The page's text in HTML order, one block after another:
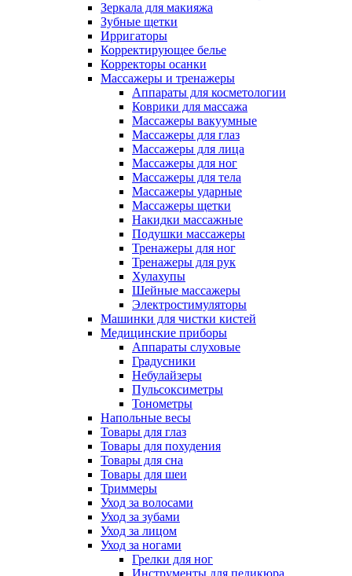
Зеркала для макияжа
Зубные щетки
Ирригаторы
Корректирующее белье
Корректоры осанки
Массажеры и тренажеры
Аппараты для косметологии
Коврики для массажа
Массажеры вакуумные
Массажеры для глаз
Массажеры для лица
Массажеры для ног
Массажеры для тела
Массажеры ударные
Массажеры щетки
Накидки массажные
Подушки массажеры
Тренажеры для ног
Тренажеры для рук
Хулахупы
Шейные массажеры
Электростимуляторы
Машинки для чистки кистей
Медицинские приборы
Аппараты слуховые
Градусники
Небулайзеры
Пульсоксиметры
Тонометры
Напольные весы
Товары для глаз
Товары для похудения
Товары для сна
Товары для шеи
Триммеры
Уход за волосами
Уход за зубами
Уход за лицом
Уход за ногами
Грелки для ног
Инструменты для педикюра